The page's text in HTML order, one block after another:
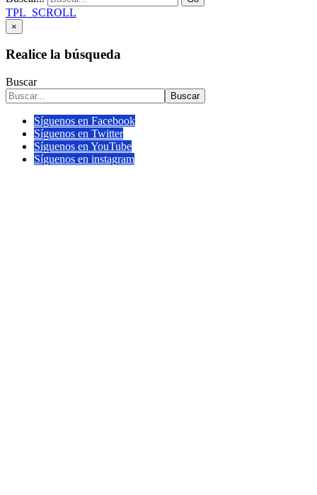
TPL_SCROLL
×
Realice la búsqueda
Buscar
Buscar
Síguenos en Facebook
Síguenos en Twitter
Síguenos en YouTube
Síguenos en instagram